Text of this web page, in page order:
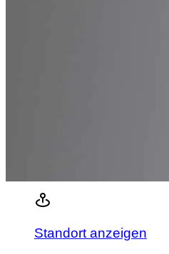
Standort anzeigen